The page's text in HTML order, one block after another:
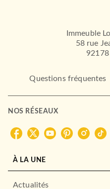
Immeuble
58 rue
92178
Questions fréquentes
NOS RÉSEAUX
À LA UNE
Actualités